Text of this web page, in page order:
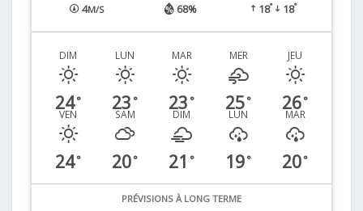
4M/S 68% 18° 18°
DIM
24°
LUN
23 °
MAR
23 °
MER
25°
JEU
26°
VEN
24°
SAM
20°
DIM
21 °
LUN
19°
MAR
20°
PRÉVISIONS À LONG TERME